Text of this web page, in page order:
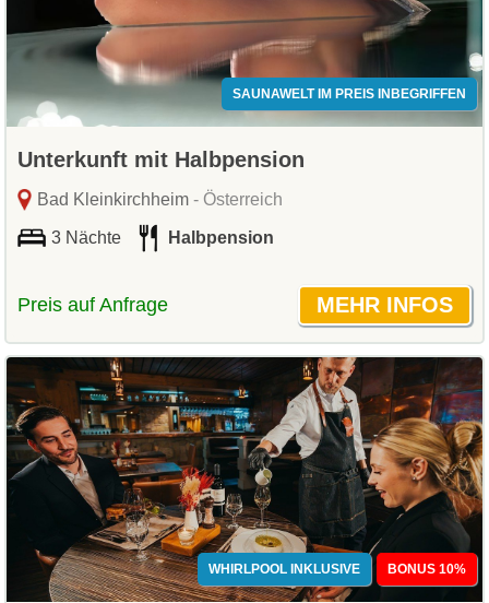
SAUNAWELT IM PREIS INBEGRIFFEN
Unterkunft mit Halbpension
Bad Kleinkirchheim- Österreich
3 Nächte Halbpension
Preis auf Anfrage
WHIRLPOOL INKLUSIVE BONUS 10%